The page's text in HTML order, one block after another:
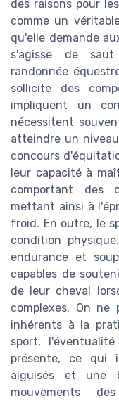
des raisons pour
comme un
qu'elle demande
s'agisse de
randonnée
sollicite des
impliquent un
nécessitent
atteindre un
concours
leur capacité à
comportant des
mettant ainsi à
froid. En outre, le
condition
endurance et
capables de
de leur cheval
complexes. On
inhérents à la
sport,
présente, ce qui
aiguisés et une
mouvements